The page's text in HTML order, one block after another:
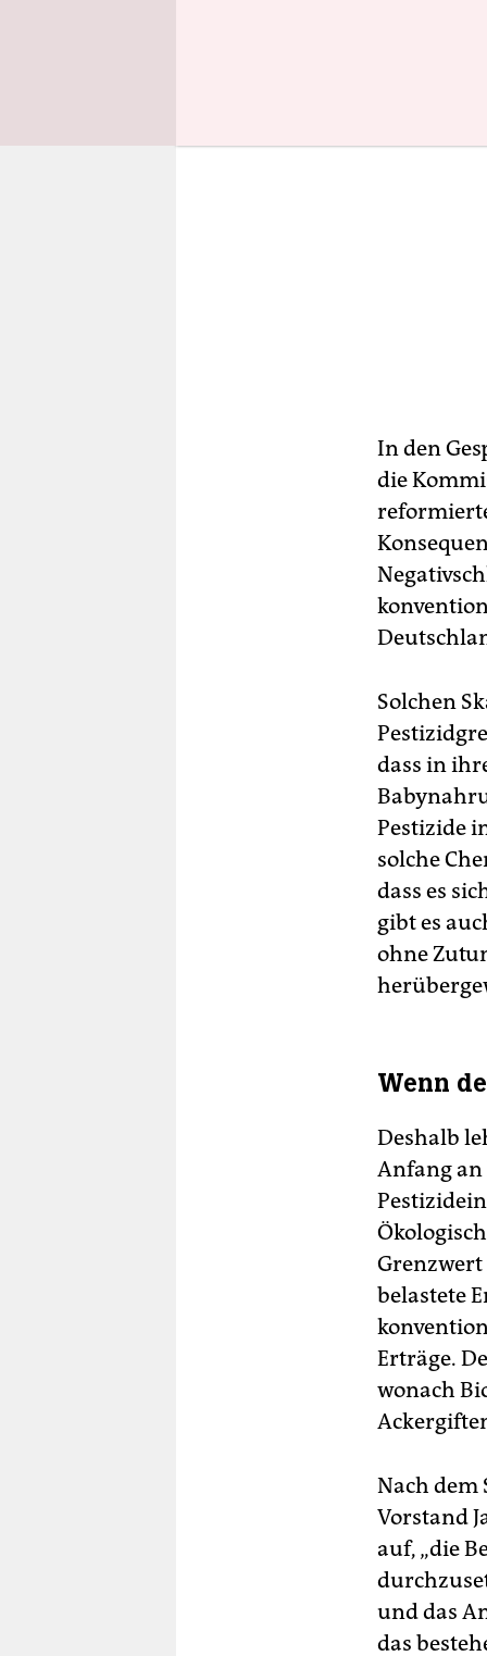
In den
die
Solchen
dass in
Pestizide
solche
dass es
gibt es
ohne
Wenn
Deshalb
Anfang an
belastete
Erträge.
wonach
Nach dem
Vorstand
auf, „die
und das
das